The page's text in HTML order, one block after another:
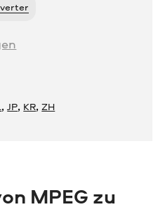
,JP, KR,ZH
MPEG zu